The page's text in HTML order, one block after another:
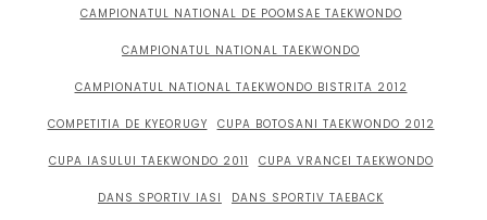
CAMPIONATUL NATIONAL DE POOMSAE TAEKWONDO
CAMPIONATUL NATIONAL TAEKWONDO
CAMPIONATUL NATIONAL TAEKWONDO BISTRITA 2012
COMPETITIA DE KYEORUGY CUPA BOTOSANI TAEKWONDO 2012
CUPA IASULUI TAEKWONDO 2011 CUPA VRANCEI TAEKWONDO
DANS SPORTIV IASI DANS SPORTIV TAEBACK